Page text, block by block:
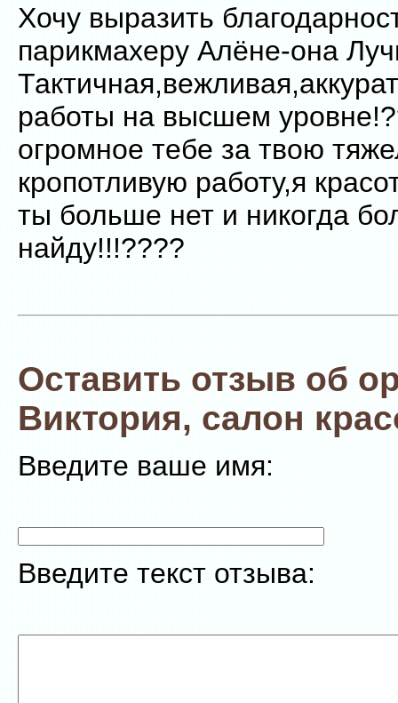
Хочу выразить
парикмахеру Алёне-она
работы на высшем
огромное тебе за твою
кропотливую работу,я
ты больше нет и никогда
найду!!!????
Оставить отзыв об
Виктория, салон
Введите ваше имя:
Введите текст отзыва: